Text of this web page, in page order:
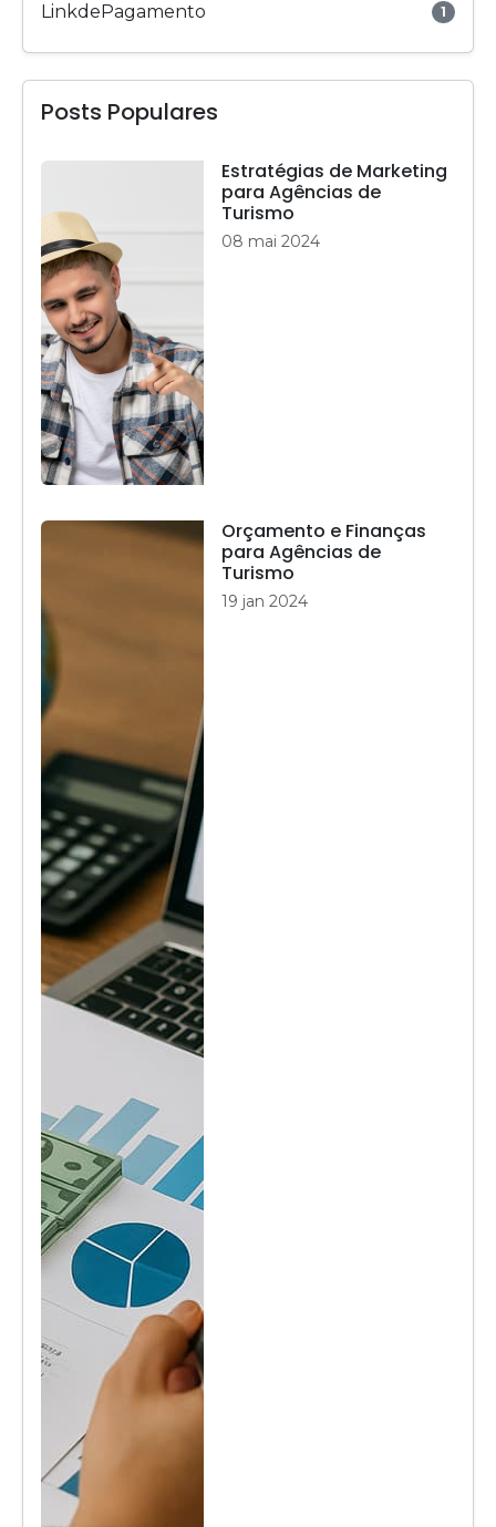
LinkdePagamento 1
Posts Populares
Estratégias de Marketing
para Agências de
Turismo
08 mai 2024
Orçamento e Finanças
para Agências de
Turismo
19 jan 2024